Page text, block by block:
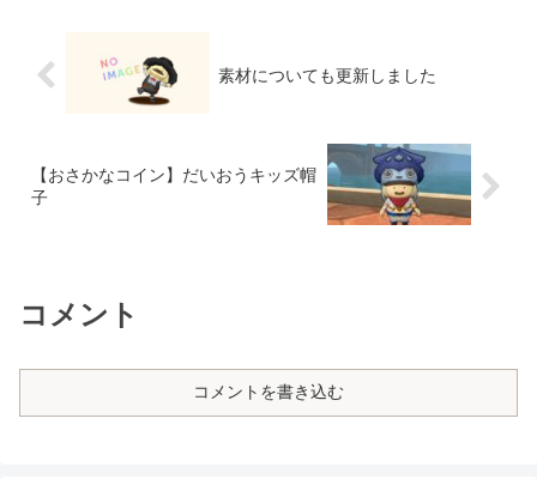
素材についても更新しました
【おさかなコイン】だいおうキッズ帽
子
コメント
コメントを書き込む